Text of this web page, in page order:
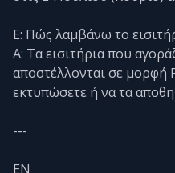
Ε: Πώς λαμβάνω το
Α: Τα εισιτήρια που
αποστέλλονται σε μορφή
εκτυπώσετε ή να τα
---
EN